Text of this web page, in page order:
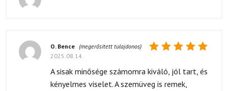
5/ 5
O. Bence (megerősített tulajdonos)
2025.08.14.
A sisak minősége számomra kiváló, jól tart, és
kényelmes viselet. A szemüveg is remek,